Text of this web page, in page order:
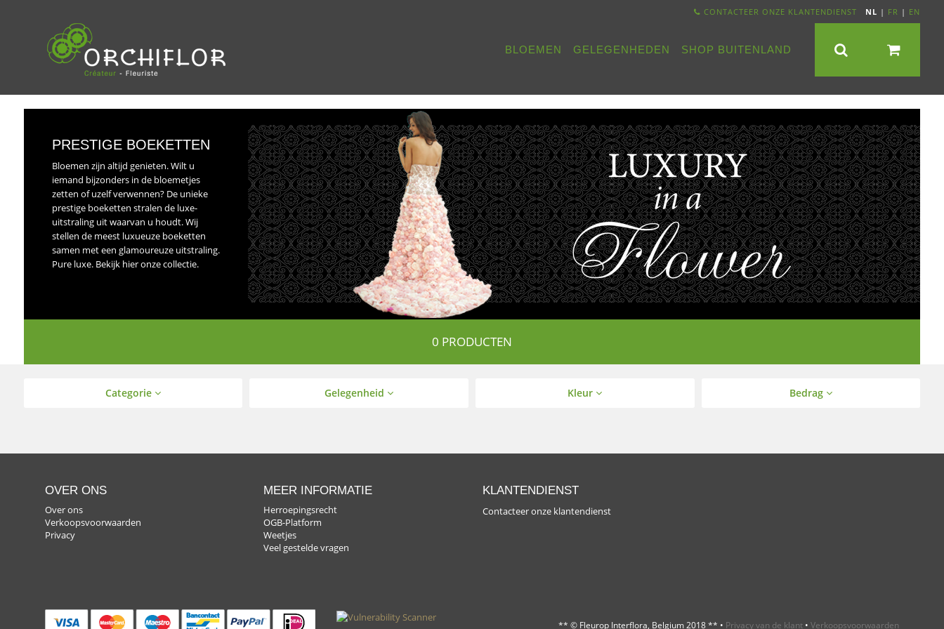
CONTACTEER ONZE KLANTENDIENST NL | FR | EN
BLOEMEN
ALLE BLOEMEN
BOEKETTEN
PLUKBOEKETTEN
BLOEMSTUKKEN
GRAFWERK
SEIZOENSPRODUCTEN
BLOEMEN MET WIJN
PLANTEN
GELEGENHEDEN
VERJAARDAG
GEBOORTE
PENSIOEN
BEDANKT
VOOR HET PLEZIER
HUWELIJK
HUWELIJKSVERJAARDAG
BETERSCHAP
UITVAART
VADERDAG
SECRETARESSEDAG
SHOP BUITENLAND
PRESTIGE BOEKETTEN
Bloemen zijn altijd genieten. Wilt u
iemand bijzonders in de bloemetjes
zetten of uzelf verwennen? De unieke
prestige boeketten stralen de luxe-
uitstraling uit waarvan u houdt. Wij
stellen de meest luxueuze boeketten
samen met een glamoureuze uitstraling.
Pure luxe. Bekijk hier onze collectie.
0 PRODUCTEN
Categorie Gelegenheid Kleur Bedrag
OVER ONS
Over ons
Verkoopsvoorwaarden
Privacy
MEER INFORMATIE
Herroepingsrecht
OGB-Platform
Weetjes
Veel gestelde vragen
KLANTENDIENST
Contacteer onze klantendienst
** © Fleurop Interflora, Belgium 2018 ** • Privacy van de klant •Verkoopsvoorwaarden